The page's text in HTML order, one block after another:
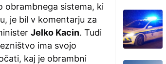
obrambnega sistema, ki
je bil v komentarju za
Jelko Kacin. Tudi
ima svojo
kaj je obrambni